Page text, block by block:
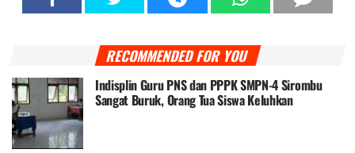
RECOMMENDED FOR YOU
Indisplin Guru PNS dan PPPK SMPN-4 Sirombu
Sangat Buruk, Orang Tua Siswa Keluhkan
Perhatian Pemerintah